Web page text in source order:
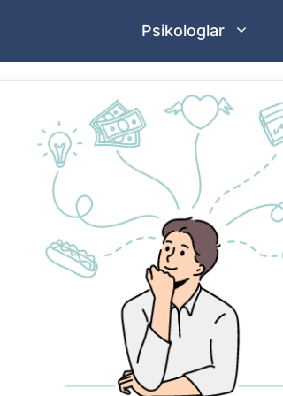
Psikologlar